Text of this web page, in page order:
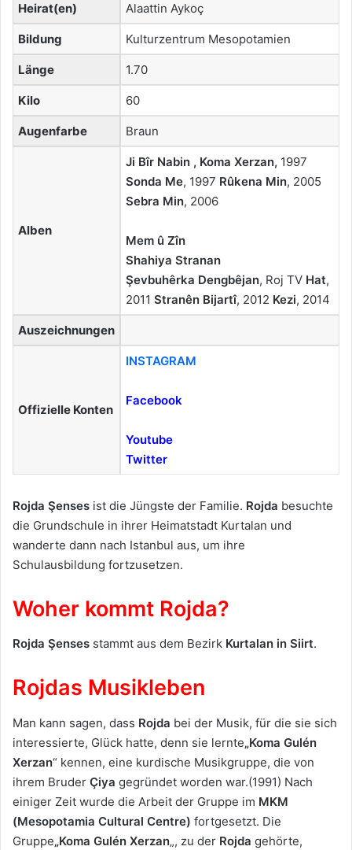
Heirat(en) Alaattin Aykoç
Bildung Kulturzentrum Mesopotamien
Länge 1.70
Kilo 60
Augenfarbe Braun
Alben
Ji Bîr Nabin , Koma Xerzan, 1997
Sonda Me, 1997 Rûkena Min, 2005
Sebra Min, 2006
Mem û Zîn
Shahiya Stranan
Şevbuhêrka Dengbêjan, Roj TV Hat,
2011 Stranên Bijartî, 2012 Kezi, 2014
Auszeichnungen
Offizielle Konten
INSTAGRAM
Facebook
Youtube
Twitter
Rojda Şenses ist die Jüngste der Familie. Rojda besuchte
die Grundschule in ihrer Heimatstadt Kurtalan und
wanderte dann nach Istanbul aus, um ihre
Schulausbildung fortzusetzen.
Woher kommt Rojda?
Rojda Şenses stammt aus dem Bezirk Kurtalan in Siirt.
Rojdas Musikleben
Man kann sagen, dass Rojda bei der Musik, für die sie sich
interessierte, Glück hatte, denn sie lernte„Koma Gulén
Xerzan“ kennen, eine kurdische Musikgruppe, die von
ihrem Bruder Çiya gegründet worden war.(1991) Nach
einiger Zeit wurde die Arbeit der Gruppe im MKM
(Mesopotamia Cultural Centre) fortgesetzt. Die
Gruppe„Koma Gulén Xerzan„, zu der Rojda gehörte,